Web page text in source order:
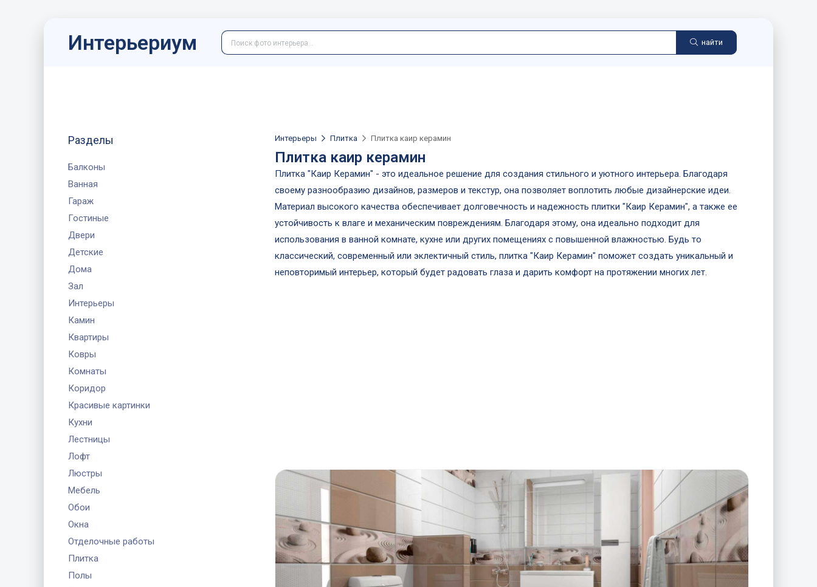
Интерьериум найти
Разделы
Балконы
Ванная
Гараж
Гостиные
Двери
Детские
Дома
Зал
Интерьеры
Камин
Квартиры
Ковры
Комнаты
Коридор
Красивые картинки
Кухни
Лестницы
Лофт
Люстры
Мебель
Обои
Окна
Отделочные работы
Плитка
Полы
Интерьеры Плитка Плитка каир керамин
Плитка каир керамин
Плитка "Каир Керамин" - это идеальное решение для создания стильного и уютного интерьера. Благодаря
своему разнообразию дизайнов, размеров и текстур, она позволяет воплотить любые дизайнерские идеи.
Материал высокого качества обеспечивает долговечность и надежность плитки "Каир Керамин", а также ее
устойчивость к влаге и механическим повреждениям. Благодаря этому, она идеально подходит для
использования в ванной комнате, кухне или других помещениях с повышенной влажностью. Будь то
классический, современный или эклектичный стиль, плитка "Каир Керамин" поможет создать уникальный и
неповторимый интерьер, который будет радовать глаза и дарить комфорт на протяжении многих лет.